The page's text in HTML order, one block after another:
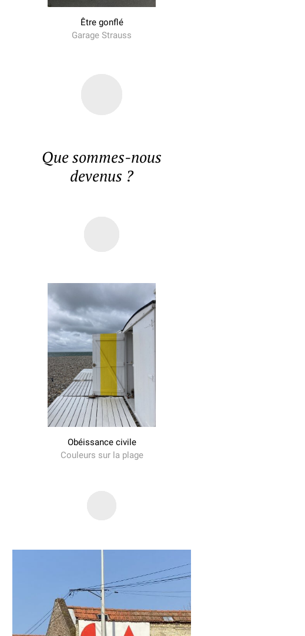
Être gonflé
Garage Strauss
Que sommes-nous
devenus ?
Obéissance civile
Couleurs sur la plage